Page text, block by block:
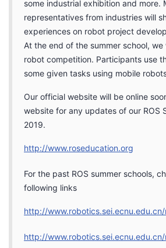
some industrial exhibition and more.
representatives from industries will
experiences on robot project
At the end of the summer school, we
robot competition. Participants use
some given tasks using mobile
Our official website will be online
website for any updates of our ROS
2019.
http://www.roseducation.org
For the past ROS summer schools,
following links
http://www.robotics.sei.ecnu.edu.cn/
http://www.robotics.sei.ecnu.edu.cn/